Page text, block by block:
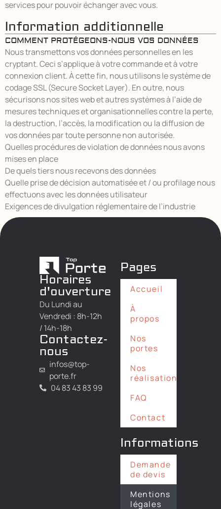
services pour pouvoir échanger avec vous.
Information additionnelle
COMMENT PROTÉGEONS-NOUS VOS DONNÉES
Nous transmettons vos données personnelles en les
cryptant. Ceci s’applique à votre commande et à votre
connexion client. À cette fin, nous utilisons le système de
codage SSL (Secure Socket Layer). En outre, nous
sécurisons nos sites web et autres systèmes à l’aide de
mesures techniques et organisationnelles contre la perte,
la destruction, l’accès, la modification ou la diffusion de
vos données par toute personne non autorisée.
Quelles procédures de violation de données nous avons
mises en place
De quels tiers nous recevons des données
Quelle prise de décision automatisée et / ou profilage nous
effectuons avec les données utilisateur
Exigences de divulgation réglementaire de l’industrie
Horaires
d'ouverture
Du Lundi au
Vendredi : 8h-12h
/ 14h-18h
Contactez-
nous
infos@top-
porte.fr
04 83 43 83 99
Pages
Accueil
À
propos
Nos
portes
Nos
réalisations
FAQ
Contact
Informations
Demande
de devis
Mentions
légales